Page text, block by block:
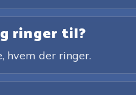
ringer til?
hvem der ringer.